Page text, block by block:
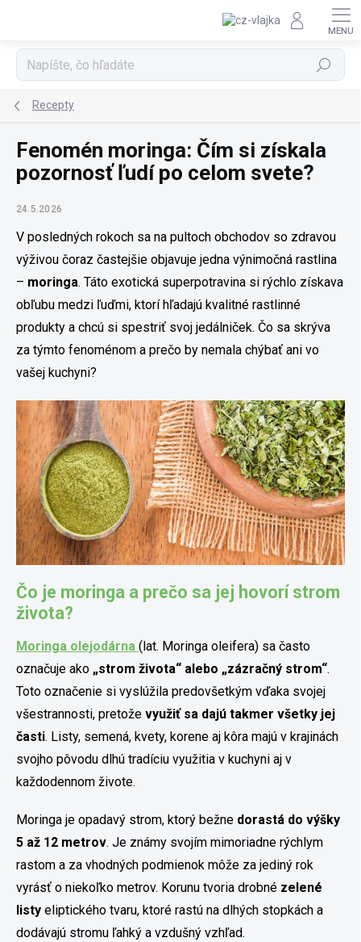
Hľadať
Recepty
Fenomén moringa: Čím si získala
pozornosť ľudí po celom svete?
24.5.2026
V posledných rokoch sa na pultoch obchodov so zdravou
výživou čoraz častejšie objavuje jedna výnimočná rastlina
– moringa. Táto exotická superpotravina si rýchlo získava
obľubu medzi ľuďmi, ktorí hľadajú kvalitné rastlinné
produkty a chcú si spestriť svoj jedálniček. Čo sa skrýva
za týmto fenoménom a prečo by nemala chýbať ani vo
vašej kuchyni?
Čo je moringa a prečo sa jej hovorí strom
života?
Moringa olejodárna (lat. Moringa oleifera) sa často
označuje ako „strom života“ alebo „zázračný strom“.
Toto označenie si vyslúžila predovšetkým vďaka svojej
všestrannosti, pretože využiť sa dajú takmer všetky jej
časti. Listy, semená, kvety, korene aj kôra majú v krajinách
svojho pôvodu dlhú tradíciu využitia v kuchyni aj v
každodennom živote.
Moringa je opadavý strom, ktorý bežne dorastá do výšky
5 až 12 metrov. Je známy svojím mimoriadne rýchlym
rastom a za vhodných podmienok môže za jediný rok
vyrásť o niekoľko metrov. Korunu tvoria drobné zelené
listy eliptického tvaru, ktoré rastú na dlhých stopkách a
dodávajú stromu ľahký a vzdušný vzhľad.